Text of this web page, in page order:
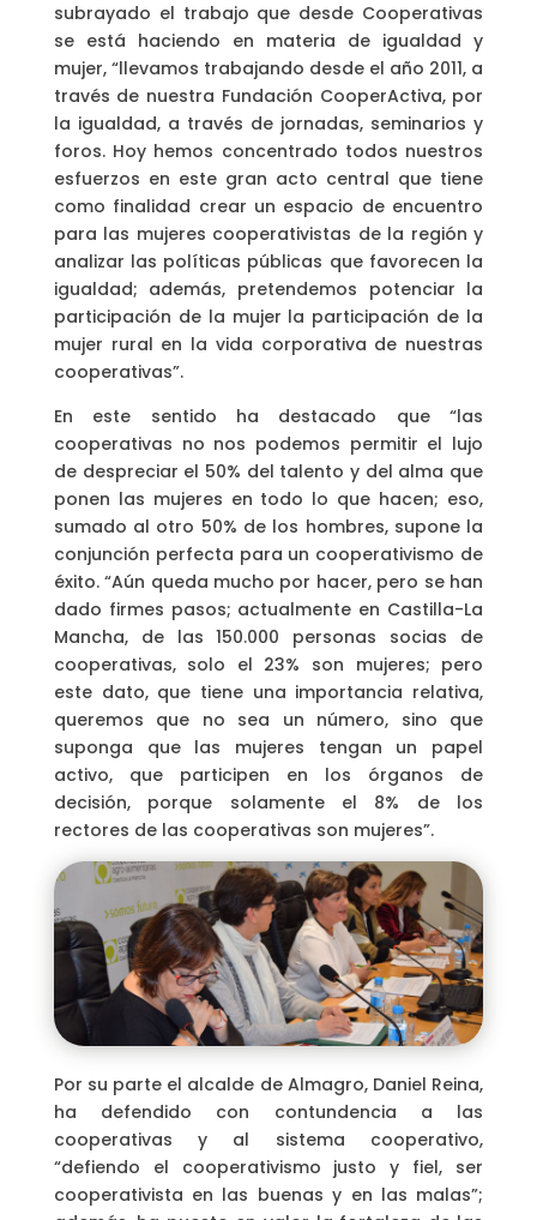
subrayado el trabajo que desde Cooperativas
se está haciendo en materia de igualdad y
mujer, “llevamos trabajando desde el año 2011, a
través de nuestra Fundación CooperActiva, por
la igualdad, a través de jornadas, seminarios y
foros. Hoy hemos concentrado todos nuestros
esfuerzos en este gran acto central que tiene
como finalidad crear un espacio de encuentro
para las mujeres cooperativistas de la región y
analizar las políticas públicas que favorecen la
igualdad; además, pretendemos potenciar la
participación de la mujer la participación de la
mujer rural en la vida corporativa de nuestras
cooperativas”.
En este sentido ha destacado que “las
cooperativas no nos podemos permitir el lujo
de despreciar el 50% del talento y del alma que
ponen las mujeres en todo lo que hacen; eso,
sumado al otro 50% de los hombres, supone la
conjunción perfecta para un cooperativismo de
éxito. “Aún queda mucho por hacer, pero se han
dado firmes pasos; actualmente en Castilla-La
Mancha, de las 150.000 personas socias de
cooperativas, solo el 23% son mujeres; pero
este dato, que tiene una importancia relativa,
queremos que no sea un número, sino que
suponga que las mujeres tengan un papel
activo, que participen en los órganos de
decisión, porque solamente el 8% de los
rectores de las cooperativas son mujeres”.
Por su parte el alcalde de Almagro, Daniel Reina,
ha defendido con contundencia a las
cooperativas y al sistema cooperativo,
“defiendo el cooperativismo justo y fiel, ser
cooperativista en las buenas y en las malas”;